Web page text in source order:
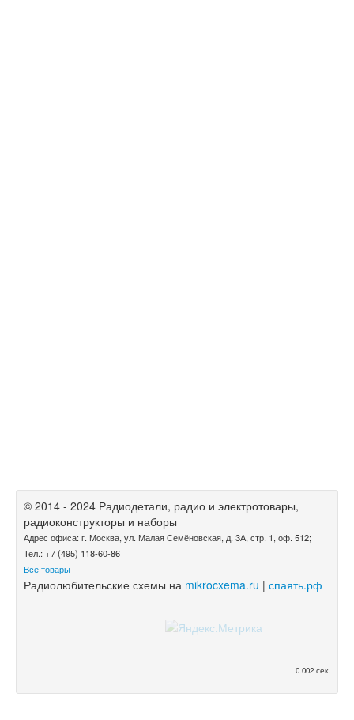
© 2014 - 2024 Радиодетали, радио и электротовары,
радиоконструкторы и наборы
Адрес офиса: г. Москва, ул. Малая Семёновская, д. 3А, стр. 1, оф. 512;
Тел.: +7 (495) 118-60-86
Все товары
Радиолюбительские схемы на mikrocxema.ru | спаять.рф
0.002 сек.